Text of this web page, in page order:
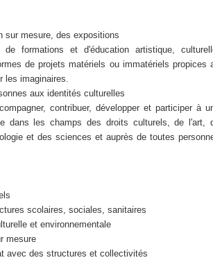
sur mesure, des expositions
formations et d'éducation artistique,
de projets matériels ou immatériels propices
les imaginaires.
aux identités culturelles
contribuer, développer et participer à
dans les champs des droits culturels, de l'art,
et des sciences et auprès de toutes
scolaires, sociales, sanitaires
et environnementale
mesure
avec des structures et collectivités